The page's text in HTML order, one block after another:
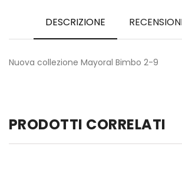
DESCRIZIONE
Nuova collezione Mayoral Bimbo 2-9
PRODOTTI CORRELATI